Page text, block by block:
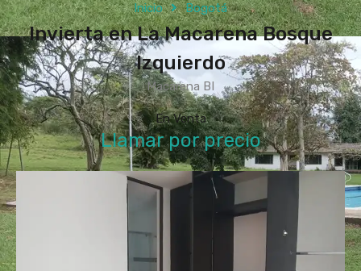
Inicio Bogotá
Invierta en La Macarena Bosque
Izquierdo
Macarena BI
En Venta
Llamar por precio